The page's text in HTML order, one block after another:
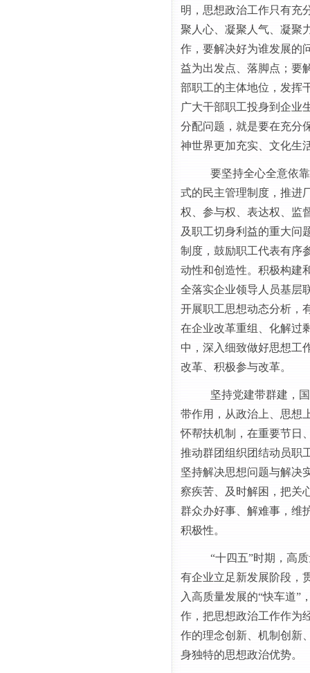
明，思想政治工作只有充
聚人心、凝聚人气、凝聚
作，要解决好为谁发展的
益为出发点、落脚点；要
部职工的主体地位，发挥
广大干部职工投身到企业
分配问题，就是要在充分
神世界更加充实、文化生
要坚持全心全意依
式的民主管理制度，推进
权、参与权、表达权、监
及职工切身利益的重大问
制度，鼓励职工代表有序
动性和创造性。积极构建
全落实企业领导人员基层
开展职工思想动态分析，
在企业改革重组、化解过
中，深入细致做好思想工
改革、积极参与改革。
坚持党建带群建，
带作用，从政治上、思想
怀帮扶机制，在重要节日
推动群团组织团结动员职
坚持解决思想问题与解决
察疾苦、及时解困，把关
群众办好事、解难事，维
积极性。
“十四五”时期，高
有企业立足新发展阶段，
入高质量发展的“快车道”
作 ， 把思想政治工作作为
作的理念创新、机制创新
身独特的思想政治优势。